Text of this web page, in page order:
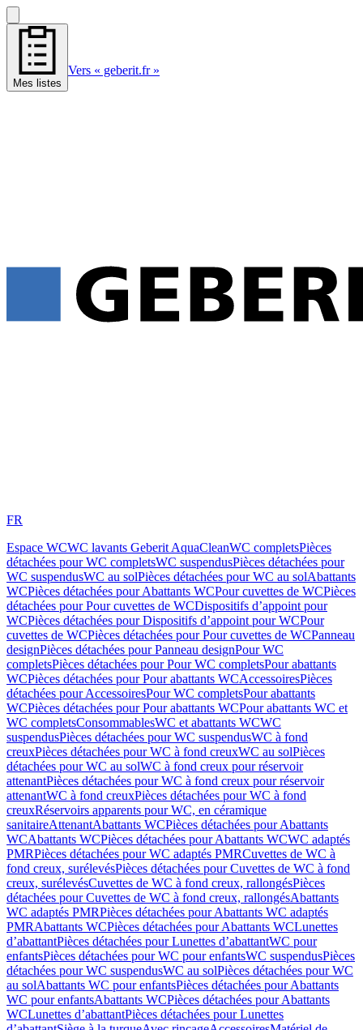
Mes listes
Vers « geberit.fr »
FR
Espace WCWC lavants Geberit AquaCleanWC completsPièces
détachées pour WC completsWC suspendusPièces détachées pour
WC suspendusWC au solPièces détachées pour WC au solAbattants
WCPièces détachées pour Abattants WCPour cuvettes de WCPièces
détachées pour Pour cuvettes de WCDispositifs d’appoint pour
WCPièces détachées pour Dispositifs d’appoint pour WCPour
cuvettes de WCPièces détachées pour Pour cuvettes de WCPanneau
designPièces détachées pour Panneau designPour WC
completsPièces détachées pour Pour WC completsPour abattants
WCPièces détachées pour Pour abattants WCAccessoiresPièces
détachées pour AccessoiresPour WC completsPour abattants
WCPièces détachées pour Pour abattants WCPour abattants WC et
WC completsConsommablesWC et abattants WCWC
suspendusPièces détachées pour WC suspendusWC à fond
creuxPièces détachées pour WC à fond creuxWC au solPièces
détachées pour WC au solWC à fond creux pour réservoir
attenantPièces détachées pour WC à fond creux pour réservoir
attenantWC à fond creuxPièces détachées pour WC à fond
creuxRéservoirs apparents pour WC, en céramique
sanitaireAttenantAbattants WCPièces détachées pour Abattants
WCAbattants WCPièces détachées pour Abattants WCWC adaptés
PMRPièces détachées pour WC adaptés PMRCuvettes de WC à
fond creux, surélevésPièces détachées pour Cuvettes de WC à fond
creux, surélevésCuvettes de WC à fond creux, rallongésPièces
détachées pour Cuvettes de WC à fond creux, rallongésAbattants
WC adaptés PMRPièces détachées pour Abattants WC adaptés
PMRAbattants WCPièces détachées pour Abattants WCLunettes
d’abattantPièces détachées pour Lunettes d’abattantWC pour
enfantsPièces détachées pour WC pour enfantsWC suspendusPièces
détachées pour WC suspendusWC au solPièces détachées pour WC
au solAbattants WC pour enfantsPièces détachées pour Abattants
WC pour enfantsAbattants WCPièces détachées pour Abattants
WCLunettes d’abattantPièces détachées pour Lunettes